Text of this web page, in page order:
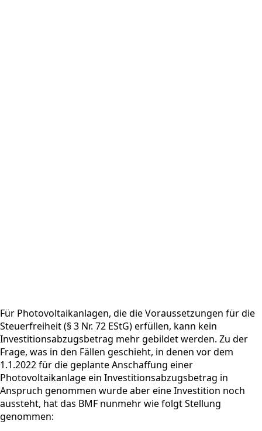
Für Photovoltaikanlagen, die die Voraussetzungen für die
Steuerfreiheit (§ 3 Nr. 72 EStG) erfüllen, kann kein
Investitionsabzugsbetrag mehr gebildet werden. Zu der
Frage, was in den Fällen geschieht, in denen vor dem
1.1.2022 für die geplante Anschaffung einer
Photovoltaikanlage ein Investitionsabzugsbetrag in
Anspruch genommen wurde aber eine Investition noch
aussteht, hat das BMF nunmehr wie folgt Stellung
genommen: